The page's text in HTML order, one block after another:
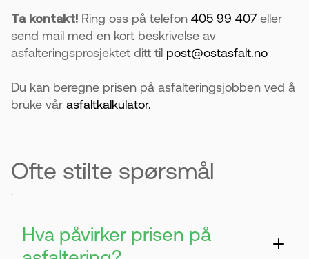
Ta kontakt! Ring oss på telefon 405 99 407 eller
send mail med en kort beskrivelse av
asfalteringsprosjektet ditt til post@ostasfalt.no
Du kan beregne prisen på asfalteringsjobben ved å
bruke vår asfaltkalkulator.
Ofte stilte spørsmål
.
Hva påvirker prisen på